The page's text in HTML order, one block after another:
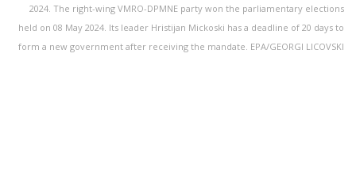
2024. The right-wing VMRO-DPMNE party won the parliamentary elections
held on 08 May 2024. Its leader Hristijan Mickoski has a deadline of 20 days to
form a new government after receiving the mandate. EPA/GEORGI LICOVSKI